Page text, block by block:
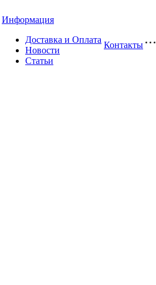
Информация
Доставка и Оплата
Новости
Статьи
Контакты